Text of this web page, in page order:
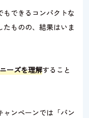
もできるコンパクトな
ものの、結果はいま
ーズを理解すること
ャンペーンでは「パン